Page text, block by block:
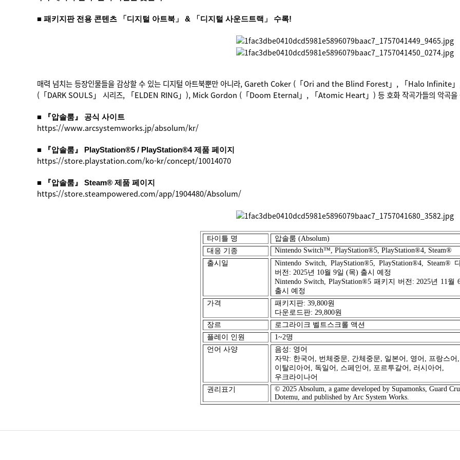
■ 패키지판 전용 콘텐츠 「디지털 아트북」 & 「디지털 사운드트랙」 수록!
매력 넘치는 등장인물들을 감상할 수 있는 디지털 아트북뿐만 아니라, Gareth Coker (「Ori and the Blind Forest」, 「Halo
(「DARK SOULS」 시리즈, 「ELDEN RING」), Mick Gordon (「Doom Eternal」, 「Atomic Heart」) 등 호화 작곡가들의 악곡을
■ 『압솔룸』 공식 사이트
https://www.arcsystemworks.jp/absolum/kr/
■ 『압솔룸』 PlayStation®5 / PlayStation®4 제품 페이지
https://store.playstation.com/ko-kr/concept/10014070
■ 『압솔룸』 Steam® 제품 페이지
https://store.steampowered.com/app/1904480/Absolum/
타이틀 명 압솔룸 (Absolum)
대응 기종
Nintendo Switch™, PlayStation®5, PlayStation®4, Steam®
출시 일 Nintendo Switch, PlayStation®5, PlayStation®4, Steam®
버전 : 2025년 10월 9일 (목) 출시 예정
Nintendo Switch, PlayStation®5 패키지 버전 : 2025년 11 월
출시 예정
가격
패키지판: 39,800원
다운로드판: 29,800원
장르
로그라이크 벨트스크롤 액션
플레이 인원
1~2명
언어 사양
음성 : 영어
자막: 한국어 번체중문 간체중문 일본어 영어 프랑스어
이탈리아어
독일어 스페인어 포르투갈어 러시아어
우크라이나어
권리표기
© 2025 Absolum, a game developed by Supamonks, Guard
Dotemu, and published by Arc System Works.